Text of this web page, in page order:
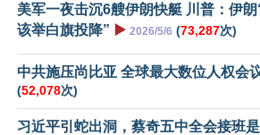
美军一夜击沉6艘伊朗快艇 川普：伊朗
该举白旗投降” ▶️ 2026/5/6 (73,287次)
中共施压尚比亚 全球最大数位人权会
(52,078次)
习近平引蛇出洞，蔡奇五中全会接班